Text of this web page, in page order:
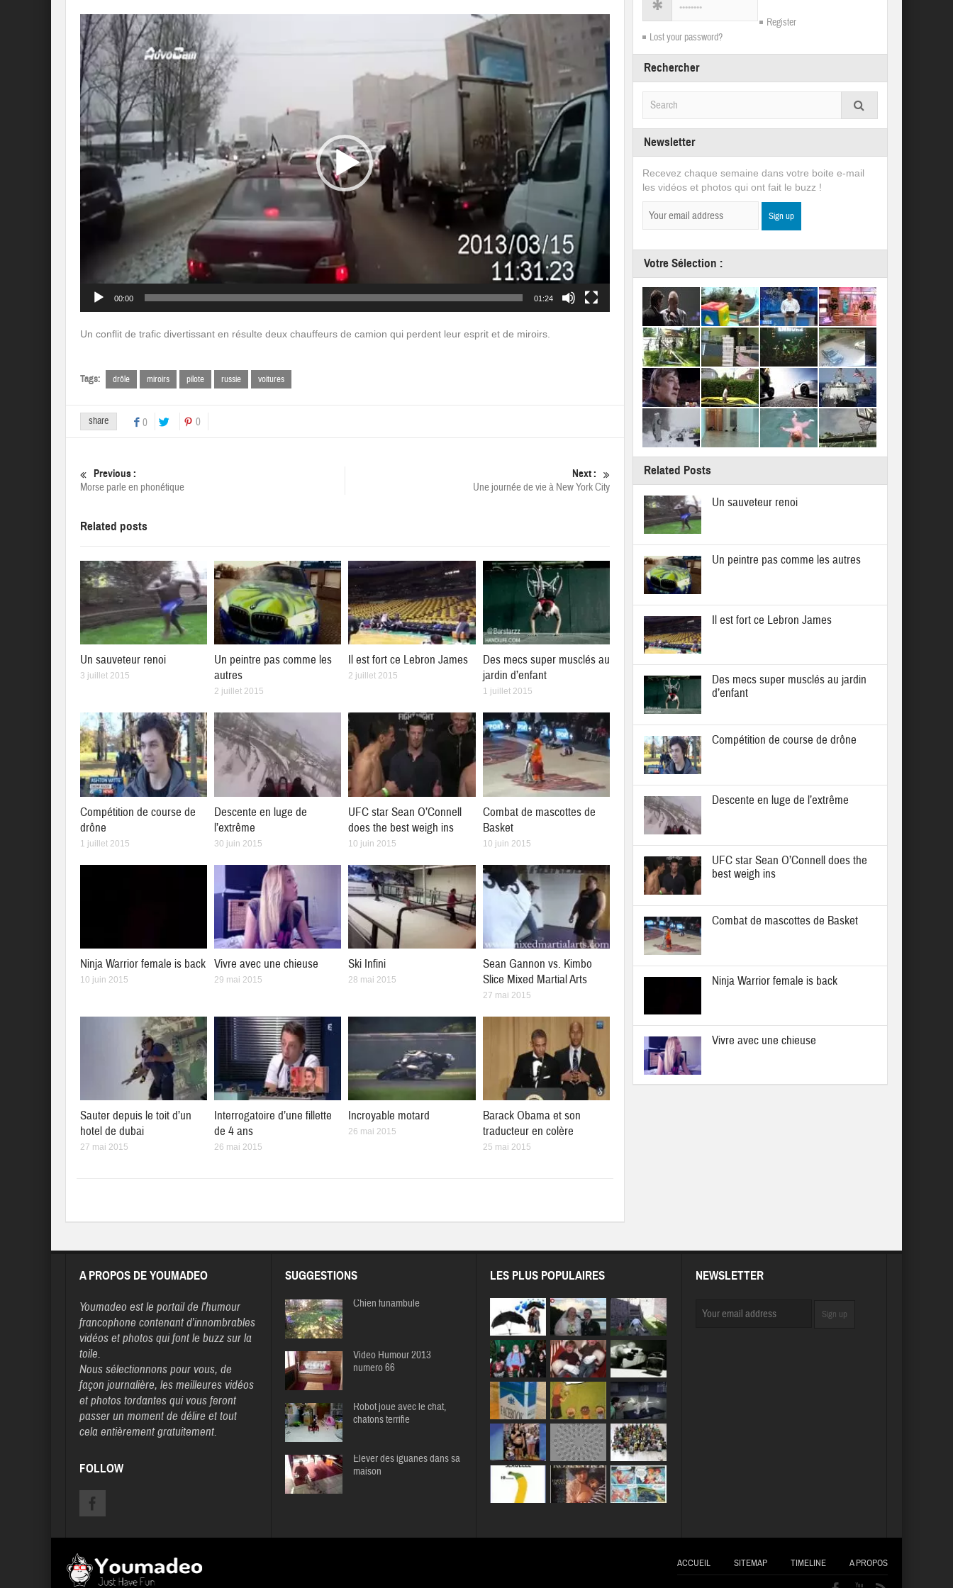
Lecteur
vidéo
00:00 01:24
Un conflit de trafic divertissant en résulte deux chauffeurs de camion qui perdent leur esprit et de miroirs.
Tags: drôle miroirs pilote russie voitures
share 0 0
Previous :
Morse parle en phonétique
Next :
Une journée de vie à New York City
Related posts
Un sauveteur renoi
3 juillet 2015
Un peintre pas comme les
autres
2 juillet 2015
Il est fort ce Lebron James
2 juillet 2015
Des mecs super musclés au
jardin d’enfant
1 juillet 2015
Compétition de course de
drône
1 juillet 2015
Descente en luge de
l’extrême
30 juin 2015
UFC star Sean O’Connell
does the best weigh ins
10 juin 2015
Combat de mascottes de
Basket
10 juin 2015
Ninja Warrior female is back
10 juin 2015
Vivre avec une chieuse
29 mai 2015
Ski Infini
28 mai 2015
Sean Gannon vs. Kimbo
Slice Mixed Martial Arts
27 mai 2015
Sauter depuis le toit d’un
hotel de dubai
27 mai 2015
Interrogatoire d’une fillette
de 4 ans
26 mai 2015
Incroyable motard
26 mai 2015
Barack Obama et son
traducteur en colère
25 mai 2015
Register
Lost your password?
Rechercher
Newsletter
Recevez chaque semaine dans votre boite e-mail
les vidéos et photos qui ont fait le buzz !
Votre Sélection :
Related Posts
Un sauveteur renoi
Un peintre pas comme les autres
Il est fort ce Lebron James
Des mecs super musclés au jardin
d’enfant
Compétition de course de drône
Descente en luge de l’extrême
UFC star Sean O’Connell does the
best weigh ins
Combat de mascottes de Basket
Ninja Warrior female is back
Vivre avec une chieuse
A PROPOS DE YOUMADEO
Youmadeo est le portail de l’humour
francophone contenant d’innombrables
vidéos et photos qui font le buzz sur la
toile.
Nous sélectionnons pour vous, de
façon journalière, les meilleures vidéos
et photos tordantes qui vous feront
passer un moment de délire et tout
cela entièrement gratuitement.
FOLLOW
SUGGESTIONS
Chien funambule
Video Humour 2013
numero 66
Robot joue avec le chat,
chatons terrifie
Elever des iguanes dans sa
maison
LES PLUS POPULAIRES NEWSLETTER
ACCUEIL SITEMAP TIMELINE A PROPOS